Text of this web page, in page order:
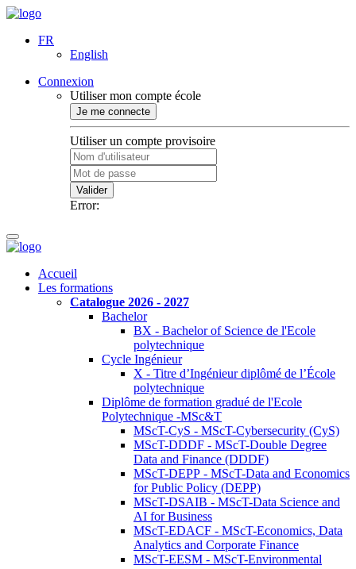
FR
English
Connexion
Utiliser mon compte école
Je me connecte
Utiliser un compte provisoire
Valider
Error:
Accueil
Les formations
Catalogue 2026 - 2027
Bachelor
BX - Bachelor of Science de l'Ecole
polytechnique
Cycle Ingénieur
X - Titre d’Ingénieur diplômé de l’École
polytechnique
Diplôme de formation gradué de l'Ecole
Polytechnique -MSc&T
MScT-CyS - MScT-Cybersecurity (CyS)
MScT-DDDF - MScT-Double Degree
Data and Finance (DDDF)
MScT-DEPP - MScT-Data and Economics
for Public Policy (DEPP)
MScT-DSAIB - MScT-Data Science and
AI for Business
MScT-EDACF - MScT-Economics, Data
Analytics and Corporate Finance
MScT-EESM - MScT-Environmental